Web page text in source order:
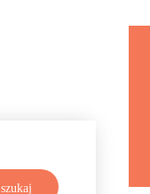
szukaj